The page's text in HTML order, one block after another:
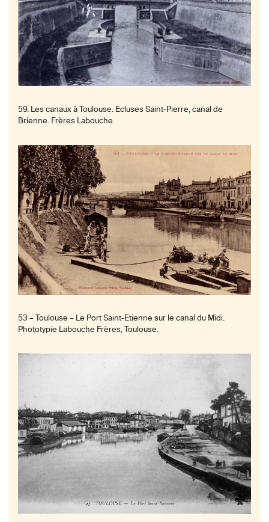
59. Les canaux à Toulouse. Ecluses Saint-Pierre, canal de
Brienne. Frères Labouche.
53 – Toulouse – Le Port Saint-Etienne sur le canal du Midi.
Phototypie Labouche Frères, Toulouse.